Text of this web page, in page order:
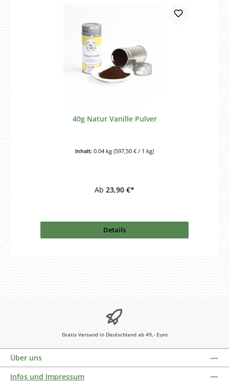
40g Natur Vanille Pulver
Inhalt: 0.04 kg (597,50 € / 1 kg)
Ab 23,90 €*
Details
Gratis Versand in Deutschland ab 49,- Euro
Über uns
Infos und Impressum